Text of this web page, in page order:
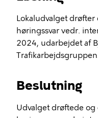
Lokaludvalget drøfter
høringssvar vedr.
2024, udarbejdet af
Beslutning
Udvalget drøftede og